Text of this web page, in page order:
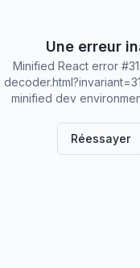
Une erreur
Minified React error
minified dev
Réessayer